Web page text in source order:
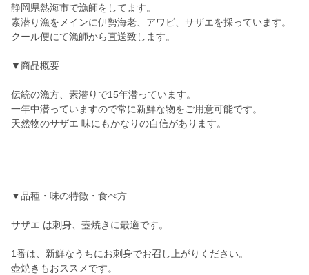
静岡県熱海市で漁師をしてます。
素潜り漁をメインに伊勢海老、アワビ、サザエを採っています。
クール便にて漁師から直送致します。
▼商品概要
伝統の漁方、素潜りで15年潜っています。
一年中潜っていますので常に新鮮な物をご用意可能です。
天然物のサザエ 味にもかなりの自信があります。
▼品種・味の特徴・食べ方
サザエ は刺身、壺焼きに最適です。
1番は、新鮮なうちにお刺身でお召し上がりください。
壺焼きもおススメです。